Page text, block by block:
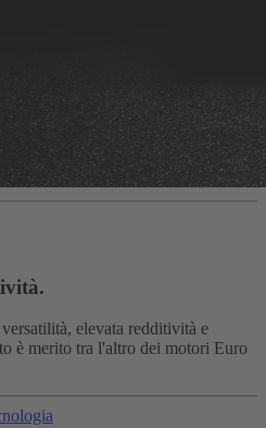
elevata redditività e
è merito tra l'altro dei motori Euro